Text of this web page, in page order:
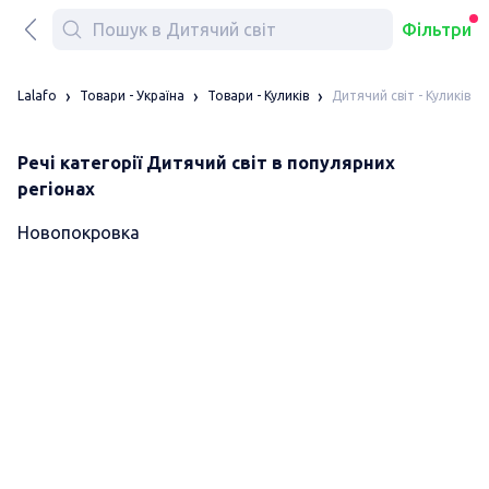
Фільтри
Lalafo Товари - Україна Товари - Куликів Дитячий світ - Куликів
Речі категорії Дитячий світ в популярних
регіонах
Новопокровка